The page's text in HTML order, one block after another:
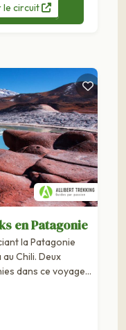
le circuit
en Patagonie
la Patagonie
Chili. Deux
dans ce voyage